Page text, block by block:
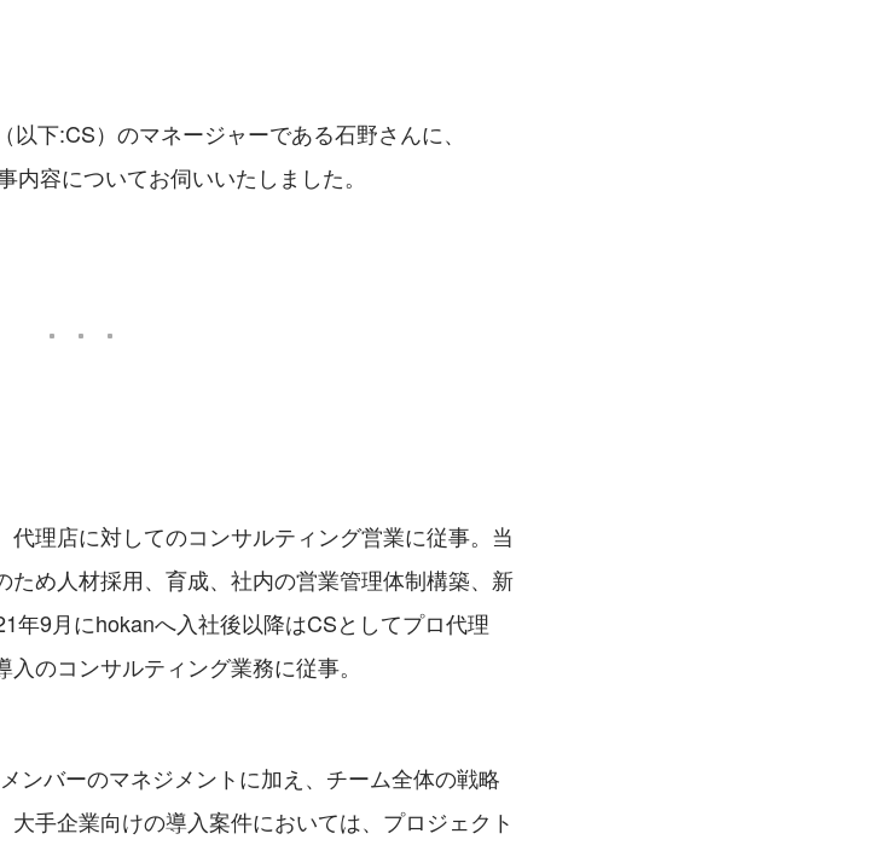
下:CS）のマネージャーである石野さんに、
容についてお伺いいたしました。
理店に対してのコンサルティング営業に従事。当
め人材採用、育成、社内の営業管理体制構築、新
年9月にhokanへ入社後以降はCSとしてプロ代理
のコンサルティング業務に従事。
ンバーのマネジメントに加え、チーム全体の戦略
手企業向けの導入案件においては、プロジェクト